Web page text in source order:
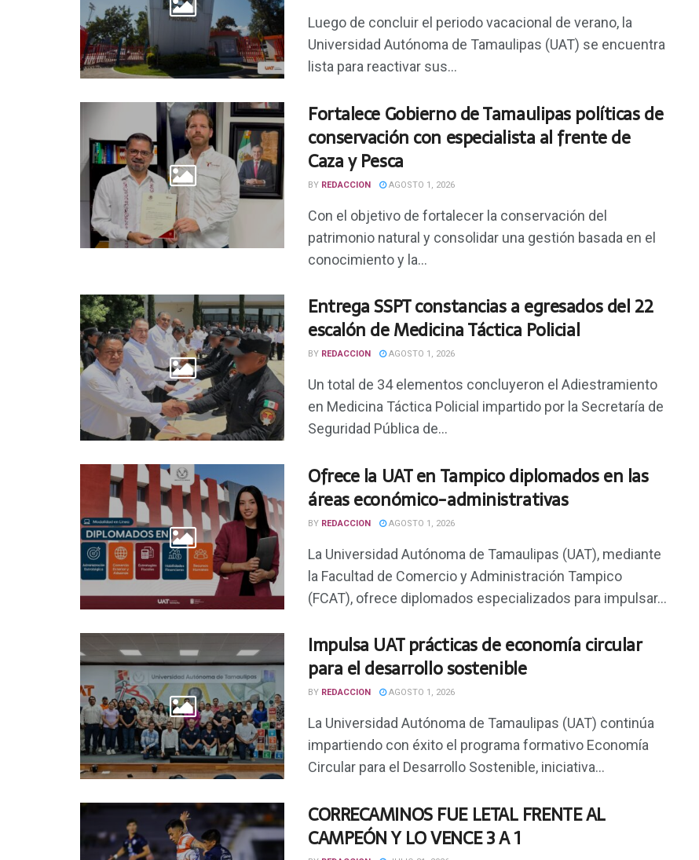
Luego de concluir el periodo vacacional de verano, la
Universidad Autónoma de Tamaulipas (UAT) se encuentra
lista para reactivar sus...
Fortalece Gobierno de Tamaulipas políticas de
conservación con especialista al frente de
Caza y Pesca
BY REDACCION AGOSTO 1, 2026
Con el objetivo de fortalecer la conservación del
patrimonio natural y consolidar una gestión basada en el
conocimiento y la...
Entrega SSPT constancias a egresados del 22
escalón de Medicina Táctica Policial
BY REDACCION AGOSTO 1, 2026
Un total de 34 elementos concluyeron el Adiestramiento
en Medicina Táctica Policial impartido por la Secretaría de
Seguridad Pública de...
Ofrece la UAT en Tampico diplomados en las
áreas económico-administrativas
BY REDACCION AGOSTO 1, 2026
La Universidad Autónoma de Tamaulipas (UAT), mediante
la Facultad de Comercio y Administración Tampico
(FCAT), ofrece diplomados especializados para impulsar...
Impulsa UAT prácticas de economía circular
para el desarrollo sostenible
BY REDACCION AGOSTO 1, 2026
La Universidad Autónoma de Tamaulipas (UAT) continúa
impartiendo con éxito el programa formativo Economía
Circular para el Desarrollo Sostenible, iniciativa...
CORRECAMINOS FUE LETAL FRENTE AL
CAMPEÓN Y LO VENCE 3 A 1